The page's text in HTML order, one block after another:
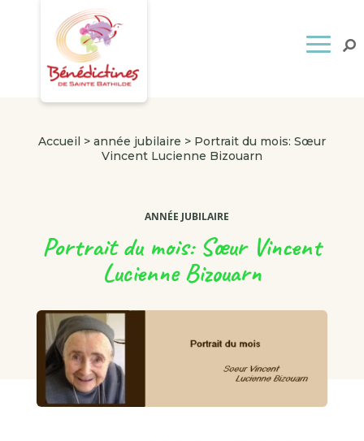
Accueil > année jubilaire > Portrait du mois: Sœur
Vincent Lucienne Bizouarn
ANNÉE JUBILAIRE
Portrait du mois: Sœur Vincent
Lucienne Bizouarn